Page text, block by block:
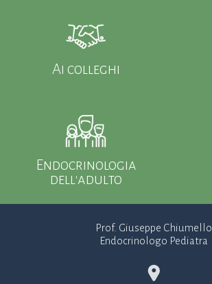
Ai colleghi
Endocrinologia
dell'adulto
Prof. Giuseppe Chiumello
Endocrinologo Pediatra